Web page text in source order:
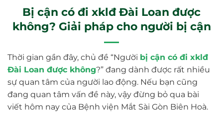
Bị cận có đi xklđ Đài Loan được
không? Giải pháp cho người bị cận
Thời gian gần đây, chủ đề “Người bị cận có đi xklđ
Đài Loan được không?” đang dành được rất nhiều
sự quan tâm của người lao động. Nếu bạn cũng
đang quan tâm vấn đề này, vậy đừng bỏ qua bài
viết hôm nay của Bệnh viện Mắt Sài Gòn Biên Hoà.